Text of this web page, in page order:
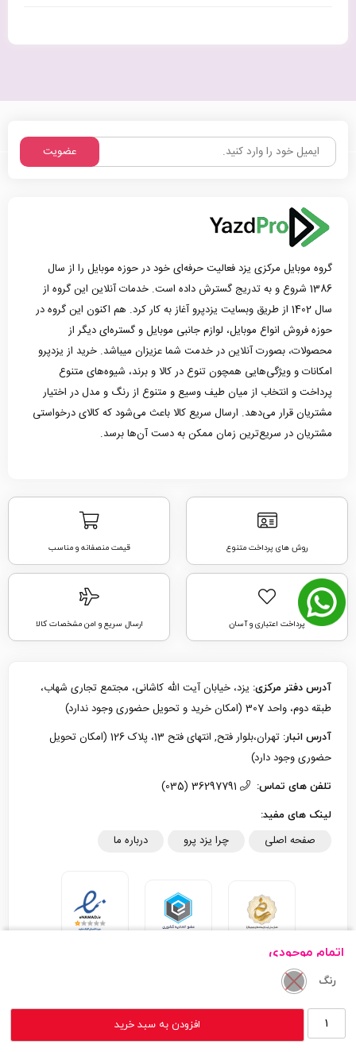
اتمام موجودی
رنگ
شارژر
فندکی
افزودن به سبد خرید
عضویت
گروه موبایل مرکزی یزد فعالیت حرفه‌ای خود در حوزه موبایل را از سال
1386 شروع و به تدریج گسترش داده است. خدمات آنلاین این گروه از
سال 1402 از طریق وبسایت یزدپرو آغاز به کار کرد. هم اکنون این گروه در
حوزه فروش انواع موبایل، لوازم جانبی موبایل و گستره‌ای دیگر از
محصولات، بصورت آنلاین در خدمت شما عزیزان میباشد. خرید از یزدپرو
امکانات و ویژگی‌هایی همچون تنوع در کالا و برند، شیوه‌های متنوع
پرداخت و انتخاب از میان طیف وسیع و متنوع از رنگ و مدل در اختیار
مشتریان قرار می‌دهد. ارسال سریع کالا باعث می‌شود که کالای درخواستی
مشتریان در سریع‌ترین زمان ممکن به دست آن‌ها برسد.
روش های پرداخت متنوع قیمت منصفانه و مناسب
پرداخت اعتباری و آسان ارسال سریع و امن مشخصات کالا
آدرس دفتر مرکزی: یزد، خیابان آیت الله کاشانی، مجتمع تجاری شهاب،
طبقه دوم، واحد 307 (امکان خرید و تحویل حضوری وجود ندارد)
آدرس انبار:
تهران،بلوار فتح, انتهای فتح 13، پلاک 126 (امکان تحویل
حضوری وجود دارد)
تلفن های تماس:
لینک های مفید:
صفحه اصلی چرا یزد پرو درباره ما
تمام حقوق مادی و معنوی این سایت متعلق به یزد پرو می‌باشد.
طراحی سایت - گروه نرم افزاری چابک